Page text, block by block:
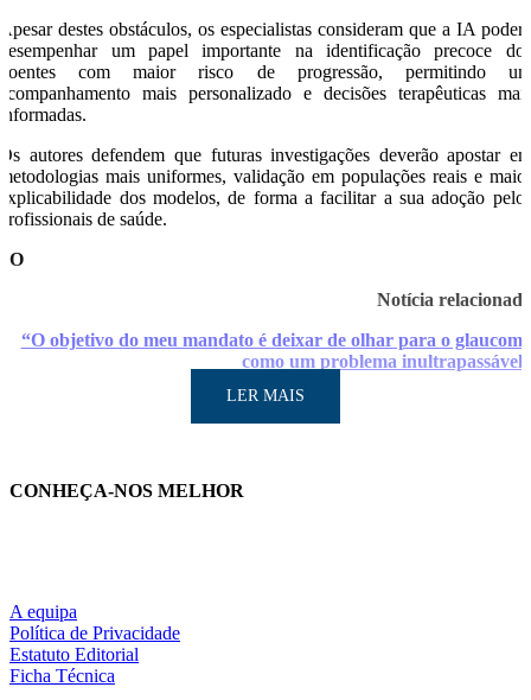
Apesar destes obstáculos, os especialistas consideram que a IA poderá
desempenhar um papel importante na identificação precoce dos
doentes com maior risco de progressão, permitindo um
acompanhamento mais personalizado e decisões terapêuticas mais
informadas.
Os autores defendem que futuras investigações deverão apostar em
metodologias mais uniformes, validação em populações reais e maior
explicabilidade dos modelos, de forma a facilitar a sua adoção pelos
profissionais de saúde.
SO
Notícia relacionada
“O objetivo do meu mandato é deixar de olhar para o glaucoma
como um problema inultrapassável”
LER MAIS
CONHEÇA-NOS MELHOR
A equipa
Política de Privacidade
Estatuto Editorial
Ficha Técnica